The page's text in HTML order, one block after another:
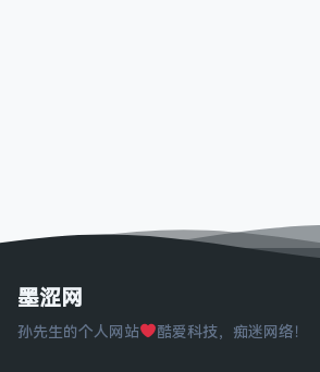
墨涩网
孙先生的个人网站 酷爱科技，痴迷网络！